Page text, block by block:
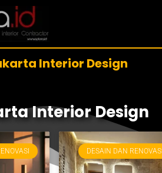
Interior Design
Interior Design
DESAIN DAN RENOVASI